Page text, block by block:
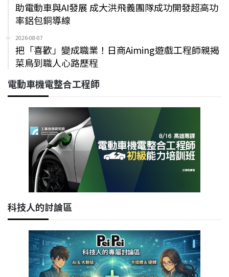
助電動車與AI發展 成大洪飛義團隊成功開發超高功
率鋁包銅導線
2026-08-07
把「喜歡」變成職業！日商Aiming遊戲工程師親揭
菜鳥到職人心路歷程
電動車機電整合工程師
科技人的討論區